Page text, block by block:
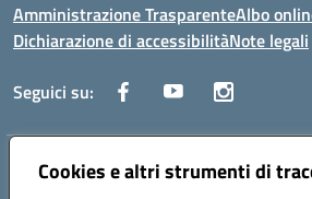
Cookies e altri strumenti di
Amministrazione TrasparenteAlbo
Dichiarazione di accessibilitàNote legali
Seguici su:
Indirizzo:Via Trieste, 43 – 98066 Patti (ME)